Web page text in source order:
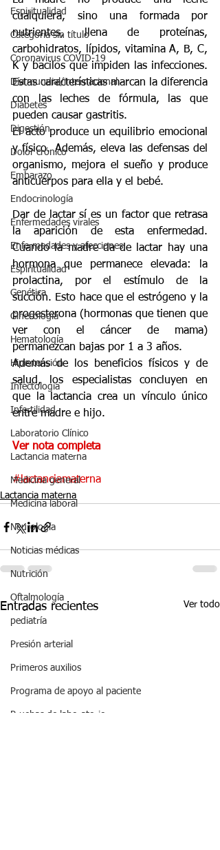
Espiritualidad
Categoría sin título
Coronavirus COVID-19
Día mundial/internacional
Diabetes
Digestión
Dolor crónico
Embarazo
Endocrinología
Enfermedades virales
Enfermedades y afecciones
Espiritualidad
Genética
Ginecología
Hematología
Hipertensión
Infectologia
Infertilidad
Laboratorio Clínico
Lactancia materna
Medicina general
Medicina laboral
Neurología
Noticias médicas
Nutrición
Oftalmología
pediatría
Presión arterial
Primeros auxilios
Programa de apoyo al paciente
Pruebas de laboratorio
cualquiera, sino una formada por
nutrientes, llena de proteínas,
carbohidratos, lípidos, vitamina A, B, C,
K y bacilos que impiden las infecciones.
Estas características marcan la diferencia
con las leches de fórmula, las que
pueden causar gastritis.
El acto produce un equilibrio emocional
y físico. Además, eleva las defensas del
organismo, mejora el sueño y produce
anticuerpos para ella y el bebé.
Dar de lactar sí es un factor que retrasa
la aparición de esta enfermedad.
Cuando la madre da de lactar hay una
hormona que permanece elevada: la
prolactina, por el estímulo de la
succión. Esto hace que el estrógeno y la
progesterona (hormonas que tienen que
ver con el cáncer de mama)
permanezcan bajas por 1 a 3 años.
Además de los beneficios físicos y de
salud, los especialistas concluyen en
que la lactancia crea un vínculo único
entre madre e hijo.
Ver nota completa
#lactanciamaterna
Lactancia materna
Entradas recientes Ver todo